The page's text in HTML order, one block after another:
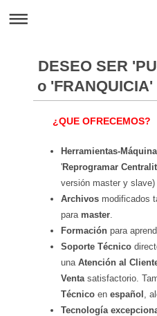
DESEO SER
o
¿QUE OFRECEMOS?
Herramientas-
'Reprogramar
versión master y slave)
Archivos modificados
para master
Formación para
Soporte Técnico
una Atención al
Venta satisfactorio.
Técnico en español ,
Tecnología